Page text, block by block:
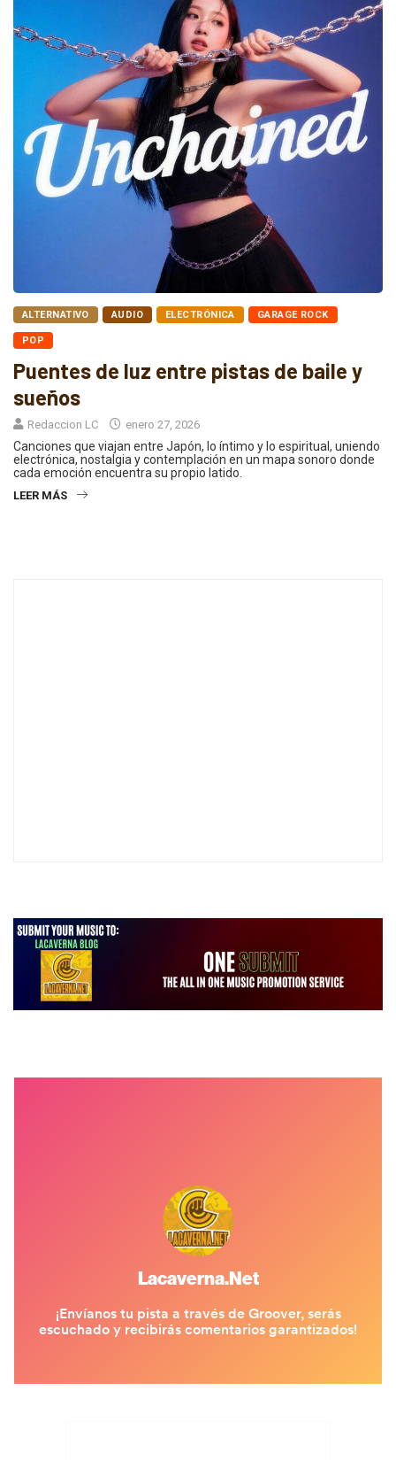
ALTERNATIVO AUDIO ELECTRÓNICA GARAGE ROCK
POP
Puentes de luz entre pistas de baile y
sueños
Redaccion LC enero 27, 2026
Canciones que viajan entre Japón, lo íntimo y lo espiritual, uniendo
electrónica, nostalgia y contemplación en un mapa sonoro donde
cada emoción encuentra su propio latido.
LEER MÁS